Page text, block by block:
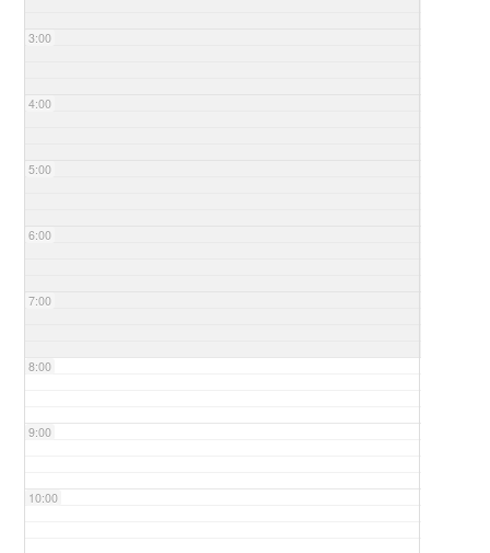
3:00
4:00
5:00
6:00
7:00
8:00
9:00
10:00